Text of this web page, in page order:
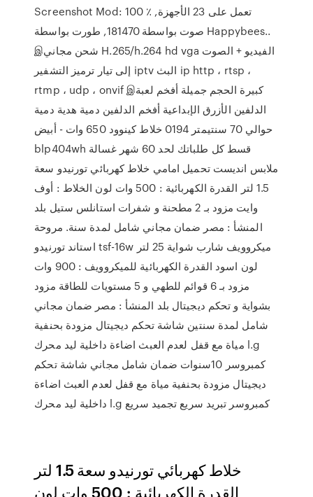
Screenshot Mod: 100 ٪ تعمل على 23 الأجهزة,
صوت بواسطة 181470, طورت بواسطة Happybees..
இشحن مجاني H.265/h.264 hd vga الفيديو + الصوت
إلى تيار ترميز التشفير iptv البث ip http ، rtsp ،
rtmp ، udp ، onvif இكبيرة الحجم جميلة أفخم لعبة
الدلفين الأزرق الإبداعية أفخم الدلفين دمية هدية دمية
حوالي 70 سنتيمتر 0194 خلاط كينوود 650 وات - أبيض
blp404wh قسط كل طلباتك لحد 60 شهر غسالة
ملابس انديست تحميل امامي خلاط كهربائي تورنيدو سعة
1.5 لتر القدرة الكهربائية : 500 وات لون الخلاط : أوف
وايت مزود بـ 2 مطحنة و شفرات استانلس ستيل بلد
المنشأ : مصر ضمان مجاني شامل لمدة سنة. مروحة
استاند تورنيدو tsf-16w ميكروويف شارب شواية 25 لتر
لون اسود القدرة الكهربائية للميكروويف : 900 وات
مزود بـ 6 قوائم للطهي و 5 مستويات للطاقة مزود
بشواية و تحكم ديجيتال بلد المنشأ : مصر ضمان مجاني
شامل لمدة سنتين شاشة تحكم ديجيتال مزودة بحنفية
مياة مع قفل لعدم العبث اضاءة داخلية ليد محرك l.g
كمبروسر 10سنوات ضمان شامل مجاني شاشة تحكم
ديجيتال مزودة بحنفية مياة مع قفل لعدم العبث اضاءة
داخلية ليد محرك l.g كمبروسر تبريد سريع تجميد سريع
خلاط كهربائي تورنيدو سعة 1.5 لتر
القدرة الكهربائية : 500 وات لون